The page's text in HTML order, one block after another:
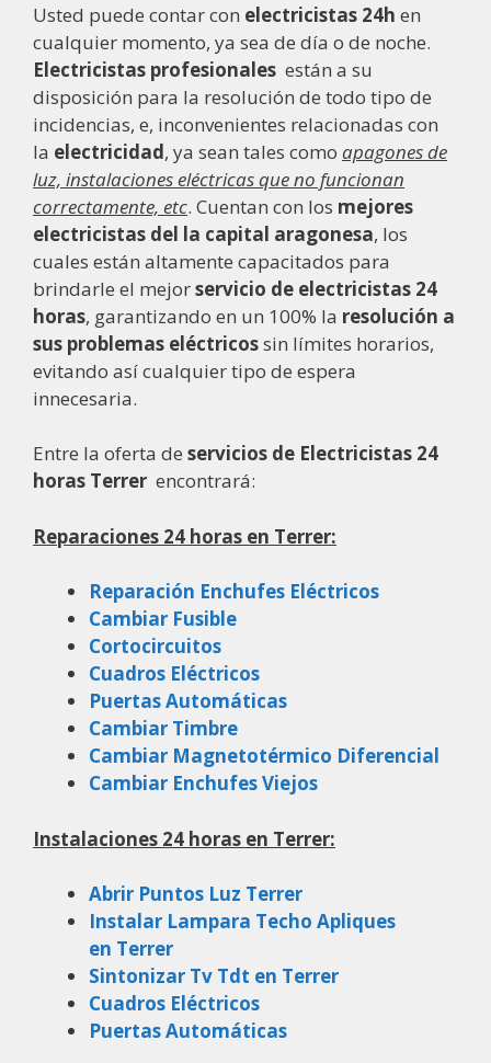
Usted puede contar con electricistas 24h en
cualquier momento, ya sea de día o de noche.
Electricistas profesionales están a su
disposición para la resolución de todo tipo de
incidencias, e, inconvenientes relacionadas con
la electricidad, ya sean tales como apagones de
luz, instalaciones eléctricas que no funcionan
correctamente, etc. Cuentan con los mejores
electricistas del la capital aragonesa, los
cuales están altamente capacitados para
brindarle el mejorservicio de electricistas 24
horas, garantizando en un 100% la resolución a
sus problemas eléctricossin límites horarios,
evitando así cualquier tipo de espera
innecesaria.
Entre la oferta de servicios de Electricistas 24
horas Terrer encontrará:
Reparaciones 24 horas en Terrer:
Reparación Enchufes Eléctricos
Cambiar Fusible
Cortocircuitos
Cuadros Eléctricos
Puertas Automáticas
Cambiar Timbre
Cambiar Magnetotérmico Diferencial
Cambiar Enchufes Viejos
Instalaciones 24 horas en Terrer:
Abrir Puntos Luz Terrer
Instalar Lampara Techo Apliques
en Terrer
Sintonizar Tv Tdt en Terrer
Cuadros Eléctricos
Puertas Automáticas